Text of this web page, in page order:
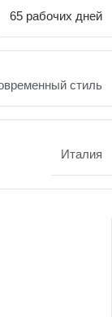
65 рабочих дней
стиль
Италия